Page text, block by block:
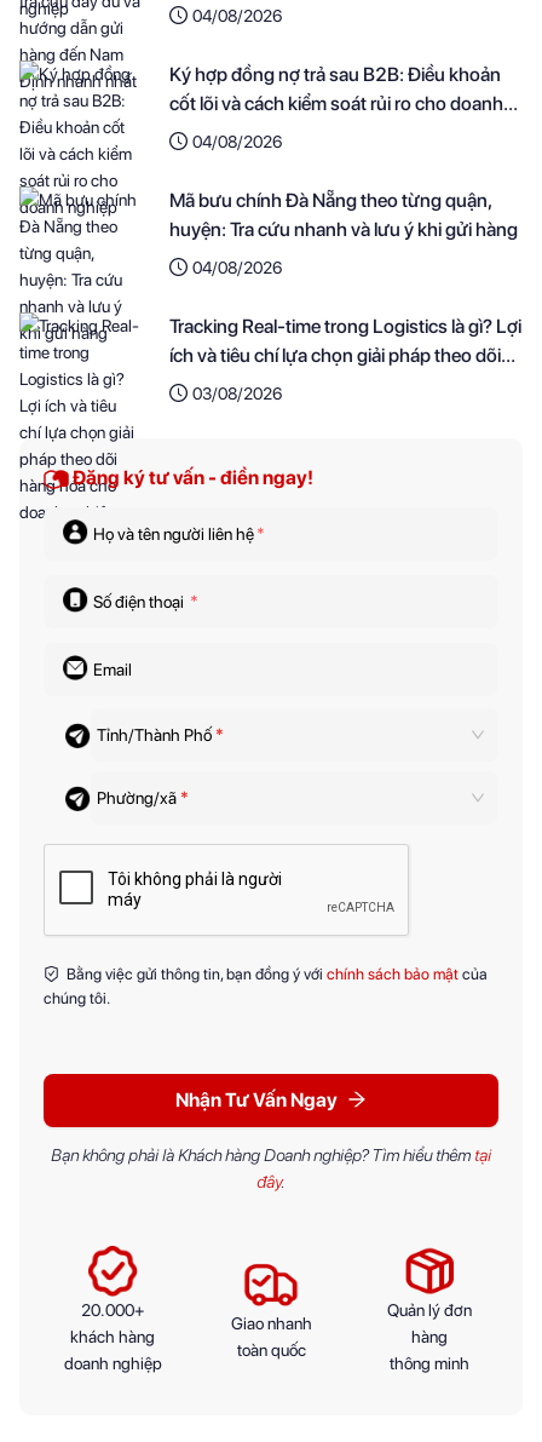
nhanh nhất
04/08/2026
Ký hợp đồng nợ trả sau B2B: Điều khoản
cốt lõi và cách kiểm soát rủi ro cho doanh
nghiệp
04/08/2026
Mã bưu chính Đà Nẵng theo từng quận,
huyện: Tra cứu nhanh và lưu ý khi gửi hàng
04/08/2026
Tracking Real-time trong Logistics là gì? Lợi
ích và tiêu chí lựa chọn giải pháp theo dõi
hàng hóa cho doanh nghiệp
03/08/2026
Đăng ký tư vấn - điền ngay!
Họ và tên người liên hệ*
Số điện thoại *
Email
Tỉnh/Thành Phố *
Phường/xã *
Bằng việc gửi thông tin, bạn đồng ý với chính sách bảo mật của
chúng tôi.
Nhận Tư Vấn Ngay
Bạn không phải là Khách hàng Doanh nghiệp? Tìm hiểu thêm tại
đây.
20.000+
khách hàng
doanh nghiệp
Giao nhanh
toàn quốc
Quản lý đơn
hàng
thông minh